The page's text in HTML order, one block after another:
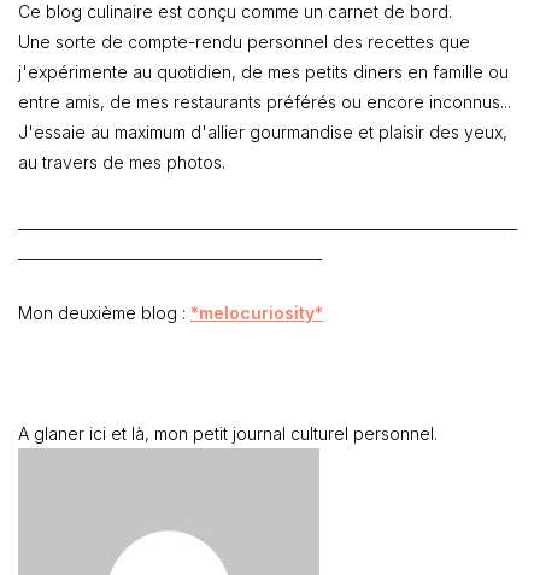
Ce blog culinaire est conçu comme un carnet de bord.
Une sorte de compte-rendu personnel des recettes que
j'expérimente au quotidien, de mes petits diners en famille ou
entre amis, de mes restaurants préférés ou encore inconnus...
J'essaie au maximum d'allier gourmandise et plaisir des yeux,
au travers de mes photos.
Mon deuxième blog : *melocuriosity*
A glaner ici et là, mon petit journal culturel personnel.